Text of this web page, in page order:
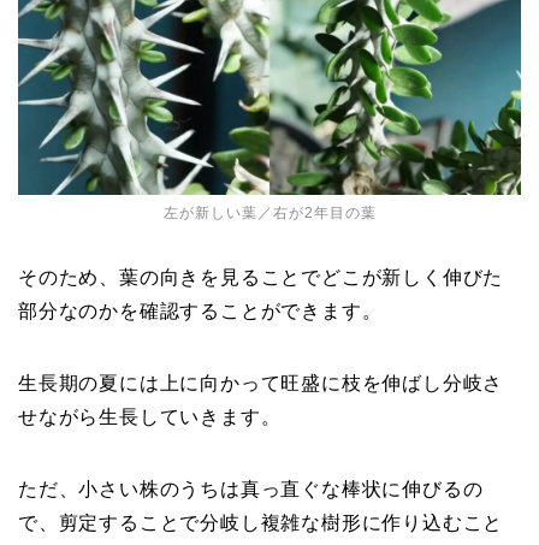
左が新しい葉／右が2年目の葉
そのため、葉の向きを見ることでどこが新しく伸びた
部分なのかを確認することができます。
生長期の夏には上に向かって旺盛に枝を伸ばし分岐さ
せながら生長していきます。
ただ、小さい株のうちは真っ直ぐな棒状に伸びるの
で、剪定することで分岐し複雑な樹形に作り込むこと